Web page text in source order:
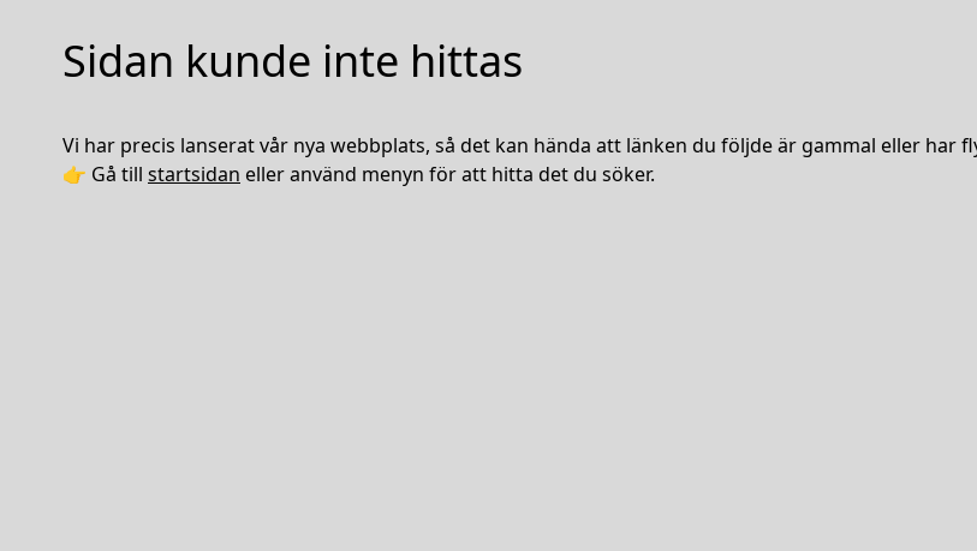
Sidan kunde inte hittas
Vi har precis lanserat vår nya webbplats, så det kan hända att länken du följde är gammal eller har
👉 Gå till startsidan eller använd menyn för att hitta det du söker.